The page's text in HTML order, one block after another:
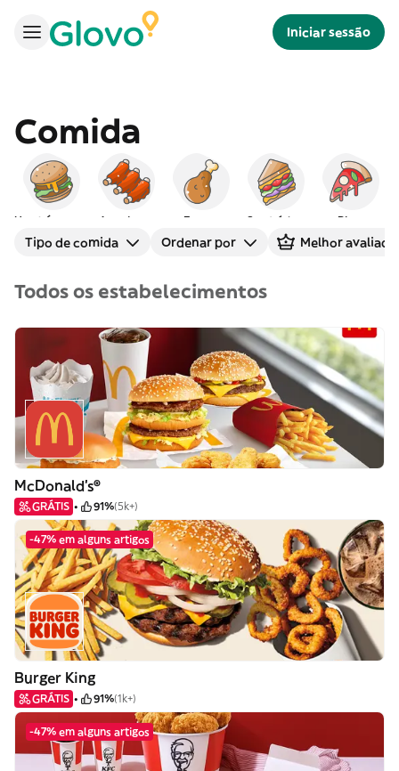
Iniciar sessão
Comida
Americana Frango Sanduíches Pizza
Tipo de comida Ordenar por Melhor
Todos os estabelecimentos
McDonald's®
GRÁTIS 91%(5k+)
-47% em alguns artigos
Burger King
GRÁTIS 91%(1k+)
-47% em alguns artigos